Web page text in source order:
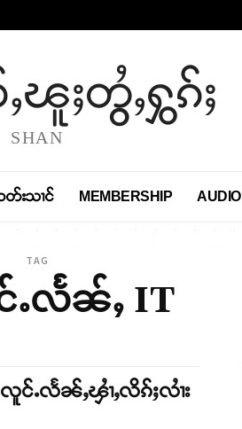
ၽူႈတွႆႇႁွၵ်ႈ
SHAN
တ်းသၢင် MEMBERSHIP AUDIO
TAG
လႅၼ်ႇ IT
င်ႉလႅၼ်ႇၾၢႆႇလိၵ်ႈလၢႆး